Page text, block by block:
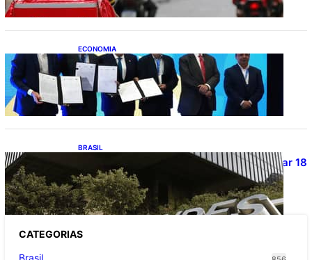
ECONOMIA
ApexBrasil participa de convênio para
investimento de R$ 2,63 milhões em
exportações de cachaça
BRASIL
Projetos de saneamento podem beneficiar 18
milhões de brasileiros
CATEGORIAS
Brasil